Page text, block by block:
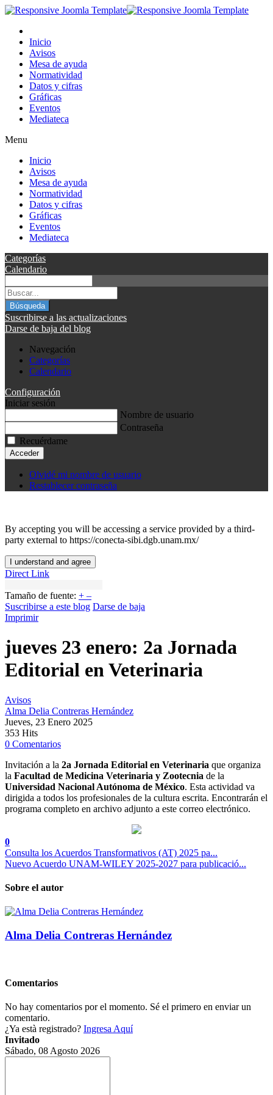
Inicio
Avisos
Mesa de ayuda
Normatividad
Datos y cifras
Gráficas
Eventos
Mediateca
Menu
Inicio
Avisos
Mesa de ayuda
Normatividad
Datos y cifras
Gráficas
Eventos
Mediateca
Categorías
Calendario
Búsqueda
Suscribirse a las actualizaciones
Darse de baja del blog
Navegación
Categorías
Calendario
Configuración
Iniciar sesión
Nombre de usuario
Contraseña
Recuérdame
Acceder
Olvidé mi nombre de usuario
Restablecer contraseña
By accepting you will be accessing a service provided by a third-
party external to https://conecta-sibi.dgb.unam.mx/
I understand and agree
Direct Link
Tamaño de fuente: + –
Suscribirse a este blog Darse de baja
Imprimir
jueves 23 enero: 2a Jornada
Editorial en Veterinaria
Avisos
Alma Delia Contreras Hernández
Jueves, 23 Enero 2025
353 Hits
0 Comentarios
Invitación a la 2a Jornada Editorial en Veterinaria que organiza
la Facultad de Medicina Veterinaria y Zootecnia de la
Universidad Nacional Autónoma de México. Esta actividad va
dirigida a todos los profesionales de la cultura escrita. Encontrarán el
programa completo en archivo adjunto a este correo electrónico.
0
Consulta los Acuerdos Transformativos (AT) 2025 pa...
Nuevo Acuerdo UNAM-WILEY 2025-2027 para publicació...
Sobre el autor
Alma Delia Contreras Hernández
Comentarios
No hay comentarios por el momento. Sé el primero en enviar un
comentario.
¿Ya està registrado? Ingresa Aquí
Invitado
Sábado, 08 Agosto 2026